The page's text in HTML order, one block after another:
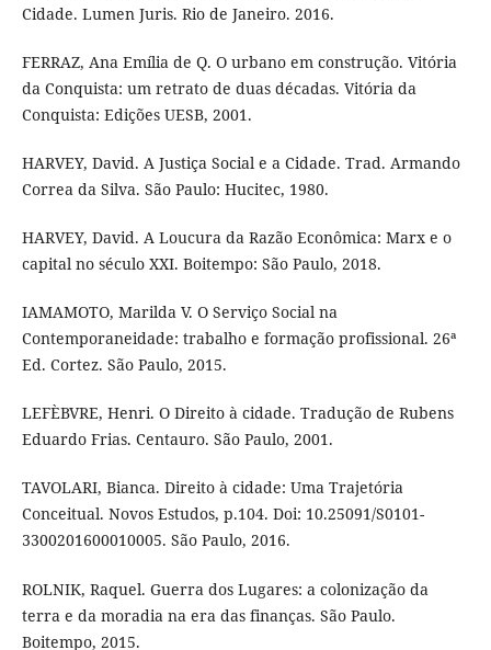
Cidade. Lumen Juris. Rio de Janeiro. 2016.
FERRAZ, Ana Emília de Q. O urbano em construção. Vitória
da Conquista: um retrato de duas décadas. Vitória da
Conquista: Edições UESB, 2001.
HARVEY, David. A Justiça Social e a Cidade. Trad. Armando
Correa da Silva. São Paulo: Hucitec, 1980.
HARVEY, David. A Loucura da Razão Econômica: Marx e o
capital no século XXI. Boitempo: São Paulo, 2018.
IAMAMOTO, Marilda V. O Serviço Social na
Contemporaneidade: trabalho e formação profissional. 26ª
Ed. Cortez. São Paulo, 2015.
LEFÈBVRE, Henri. O Direito à cidade. Tradução de Rubens
Eduardo Frias. Centauro. São Paulo, 2001.
TAVOLARI, Bianca. Direito à cidade: Uma Trajetória
Conceitual. Novos Estudos, p.104. Doi: 10.25091/S0101-
3300201600010005. São Paulo, 2016.
ROLNIK, Raquel. Guerra dos Lugares: a colonização da
terra e da moradia na era das finanças. São Paulo.
Boitempo, 2015.